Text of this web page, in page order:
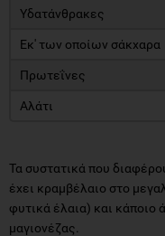
Υδατάνθρακες
Εκ' των οποίων σάκχαρα
Πρωτεΐνες
Αλάτι
Τα συστατικά που
έχει κραμβέλαιο στο
φυτικά έλαια) και κάποιο
μαγιονέζας.